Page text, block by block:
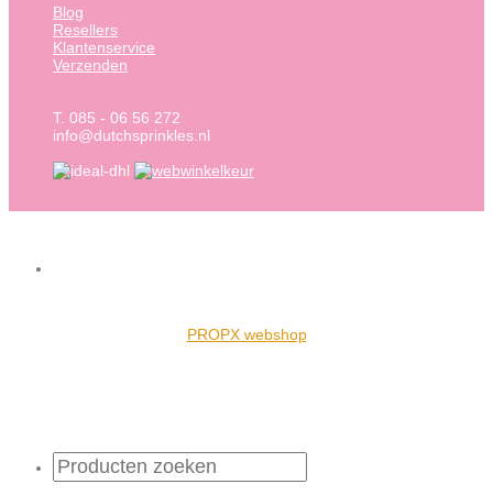
Blog
Resellers
Klantenservice
Verzenden
T. 085 - 06 56 272
info@dutchsprinkles.nl
PROPX webshop